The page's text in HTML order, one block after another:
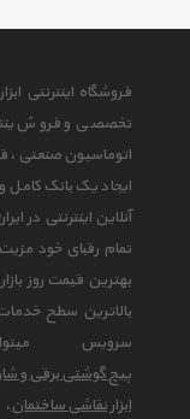
فروشگاه اینترنتی
تخصصی و فروش
اتوماسیون صنعتی ،
ایجاد یک بانک
آنلاین اینترنتی در
تمام رقبای خود
بهترین قیمت روز
بالاترین سطح
سرویس
پیچ گوشتی برقی و
ابزار نقاشی ساختمان